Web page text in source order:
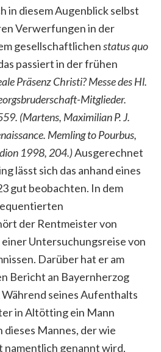
in diesem Augenblick selbst
Verwerfungen in der
gesellschaftlichenstatus quo
passiert in der frühen
Präsenz Christi? Messe des Hl.
Mitglieder.
(Martens, Maximilian P. J.
Memling to Pourbus,
1998, 204.)Ausgerechnet
lässt sich das anhand eines
gut beobachten. In dem
der Rentmeister von
Untersuchungsreise von
Darüber hat er am
Bericht an Bayernherzog
seines Aufenthalts
in Altötting ein Mann
Mannes, der wie
namentlich genannt wird,